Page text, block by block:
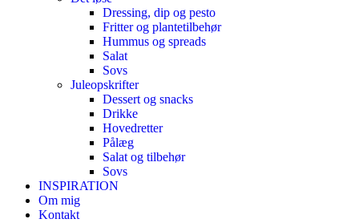
Dressing, dip og pesto
Fritter og plantetilbehør
Hummus og spreads
Salat
Sovs
Juleopskrifter
Dessert og snacks
Drikke
Hovedretter
Pålæg
Salat og tilbehør
Sovs
INSPIRATION
Om mig
Kontakt